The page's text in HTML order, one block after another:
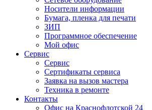
Носители информации
Бумага, пленка для печати
ЗИП
Программное обеспечение
Мой офис
Сервис
Сервис
Сертификаты сервиса
Заявка на вызов мастера
Техника в ремонте
Контакты
Офис на Краснофлотской 24